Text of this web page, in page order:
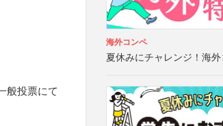
般投票にて
海外コンペ
夏休みにチャレンジ！海